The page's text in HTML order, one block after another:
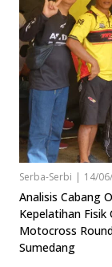
Serba-Serbi | 14/
Analisis Cabang
Kepelatihan
Motocross
Sumedang